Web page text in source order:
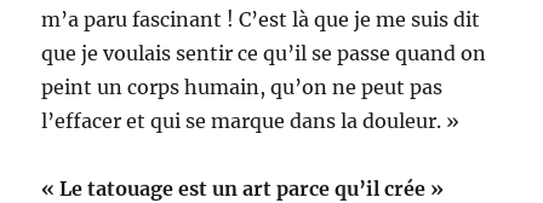
m’a paru fascinant ! C’est là que je me suis dit
que je voulais sentir ce qu’il se passe quand on
peint un corps humain, qu’on ne peut pas
l’effacer et qui se marque dans la douleur. »
« Le tatouage est un art parce qu’il crée »